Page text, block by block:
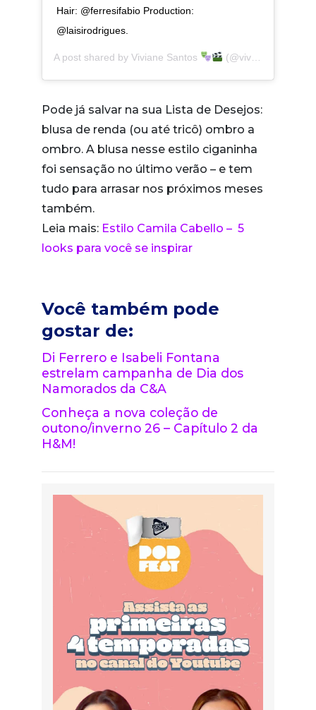
Hair: @ferresifabio Production:
@laisirodrigues.
A post shared by Viviane Santos (@vivianesanto_s) on
Pode já salvar na sua Lista de Desejos:
blusa de renda (ou até tricô) ombro a
ombro. A blusa nesse estilo ciganinha
foi sensação no último verão – e tem
tudo para arrasar nos próximos meses
também.
Leia mais: Estilo Camila Cabello – 5
looks para você se inspirar
Você também pode
gostar de:
Di Ferrero e Isabeli Fontana
estrelam campanha de Dia dos
Namorados da C&A
Conheça a nova coleção de
outono/inverno 26 – Capítulo 2 da
H&M!